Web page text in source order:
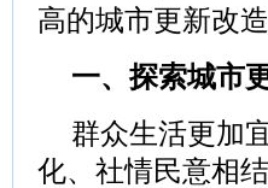
高的城市更新改
一、探索城市
群众生活更加
化、社情民意相